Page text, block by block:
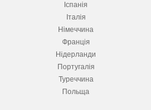
Іспанія
Італія
Німеччина
Франція
Нідерланди
Португалія
Туреччина
Польща